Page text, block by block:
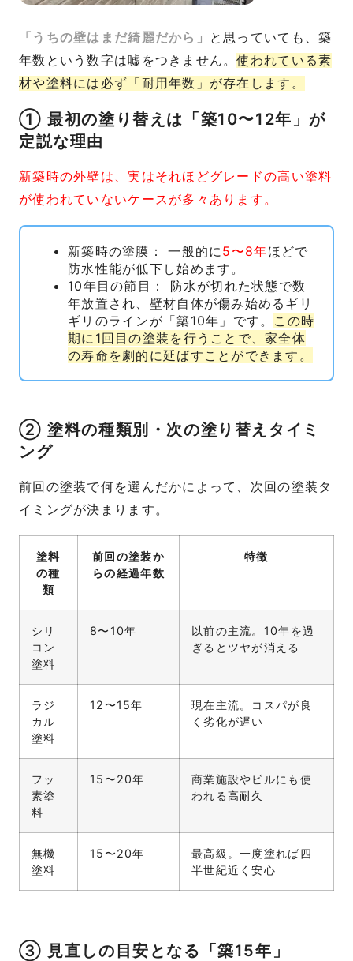
「うちの壁はまだ綺麗だから」
と思っていても、築
年数という数字は嘘をつきません。使われている素
材や塗料には必ず「耐用年数」が存在します。
① 最初の塗り替えは「築10〜12年」が
定説な理由
新築時の外壁は、実はそれほどグレードの高い塗料
が使われていないケースが多々あります。
新築時の塗膜： 一般的に5〜8年ほどで
防水性能が低下し始めます。
10年目の節目： 防水が切れた状態で数
年放置され、壁材自体が傷み始めるギリ
ギリのラインが「築10年」です。 この時
期に1回目の塗装を行うことで、家全体
の寿命を劇的に延ばすことができます。
② 塗料の種類別・次の塗り替えタイミ
ング
前回の塗装で何を選んだかによって、次回の塗装タ
イミングが決まります。
塗料
の種
類
前回の塗装か
らの経過年数
特徴
シリ
コン
塗料
8〜10年
以前の主流。10年を過
ぎるとツヤが消える
ラジ
カル
塗料
12〜15年
現在主流。コスパが良
く劣化が遅い
フッ
素塗
料
15〜20年
商業施設やビルにも使
われる高耐久
無機
塗料
15〜20年
最高級。一度塗れば四
半世紀近く安心
③ 見直しの目安となる「築15年」